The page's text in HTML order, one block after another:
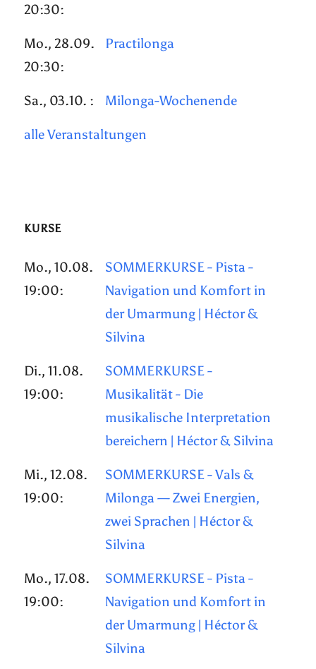
20:30:
Mo., 28.09.
20:30:
Practilonga
Sa., 03.10. : Milonga-Wochenende
alle Veranstaltungen
KURSE
Mo., 10.08.
19:00:
SOMMERKURSE - Pista -
Navigation und Komfort in
der Umarmung | Héctor &
Silvina
Di., 11.08.
19:00:
SOMMERKURSE -
Musikalität - Die
musikalische Interpretation
bereichern | Héctor & Silvina
Mi., 12.08.
19:00:
SOMMERKURSE - Vals &
Milonga — Zwei Energien,
zwei Sprachen | Héctor &
Silvina
Mo., 17.08.
19:00:
SOMMERKURSE - Pista -
Navigation und Komfort in
der Umarmung | Héctor &
Silvina